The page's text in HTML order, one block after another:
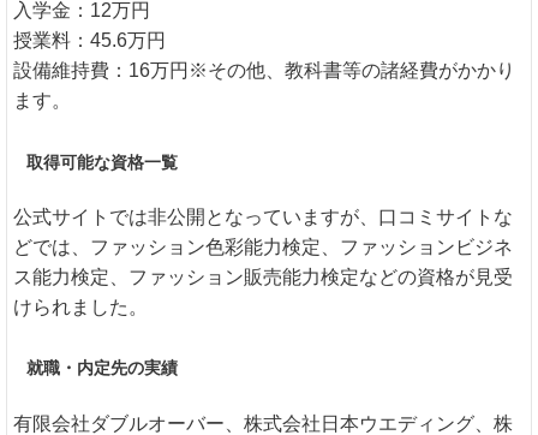
入学金：12万円
授業料：45.6万円
設備維持費：16万円※その他、教科書等の諸経費がかかり
ます。
取得可能な資格一覧
公式サイトでは非公開となっていますが、口コミサイトな
どでは、ファッション色彩能力検定、ファッションビジネ
ス能力検定、ファッション販売能力検定などの資格が見受
けられました。
就職・内定先の実績
有限会社ダブルオーバー、株式会社日本ウエディング、株